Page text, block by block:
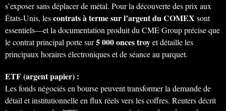
s’exposer sans déplacer de métal. Pour la découverte des prix aux
États-Unis, lescontrats à terme sur l’argent du COMEX sont
essentiels—et la documentation produit du CME Group précise que
le contrat principal porte sur5 000 onces troyet détaille les
principaux horaires électroniques et de séance au parquet.
ETF (argent papier) :
Les fonds négociés en bourse peuvent transformer la demande de
détail et institutionnelle en flux réels vers les coffres. Reuters décrit